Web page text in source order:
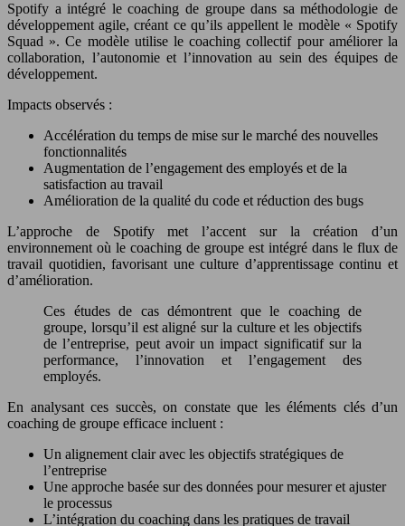
Spotify a intégré le coaching de groupe dans sa méthodologie de
développement agile, créant ce qu’ils appellent le modèle « Spotify
Squad ». Ce modèle utilise le coaching collectif pour améliorer la
collaboration, l’autonomie et l’innovation au sein des équipes de
développement.
Impacts observés :
Accélération du temps de mise sur le marché des nouvelles
fonctionnalités
Augmentation de l’engagement des employés et de la
satisfaction au travail
Amélioration de la qualité du code et réduction des bugs
L’approche de Spotify met l’accent sur la création d’un
environnement où le coaching de groupe est intégré dans le flux de
travail quotidien, favorisant une culture d’apprentissage continu et
d’amélioration.
Ces études de cas démontrent que le coaching de
groupe, lorsqu’il est aligné sur la culture et les objectifs
de l’entreprise, peut avoir un impact significatif sur la
performance, l’innovation et l’engagement des
employés.
En analysant ces succès, on constate que les éléments clés d’un
coaching de groupe efficace incluent :
Un alignement clair avec les objectifs stratégiques de
l’entreprise
Une approche basée sur des données pour mesurer et ajuster
le processus
L’intégration du coaching dans les pratiques de travail